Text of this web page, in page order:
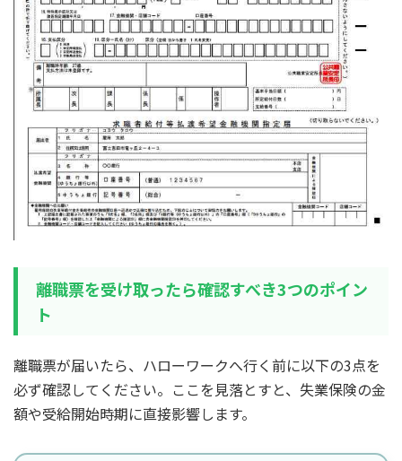
離職票を受け取ったら確認すべき3つのポイン
ト
離職票が届いたら、ハローワークへ行く前に以下の3点を
必ず確認してください。ここを見落とすと、失業保険の金
額や受給開始時期に直接影響します。